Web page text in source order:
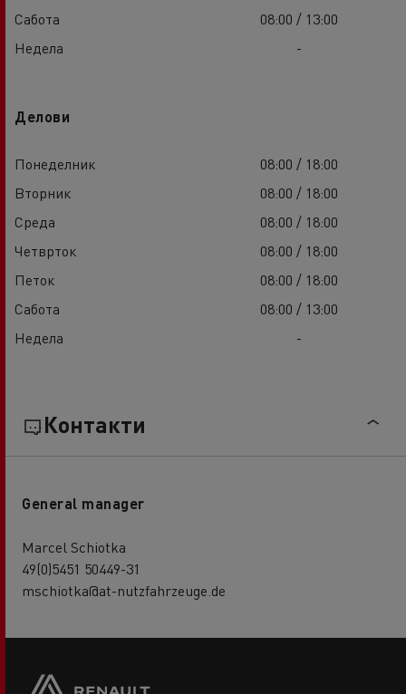
Сабота
08:00 / 13:00
Недела
-
Делови
Понеделник
08:00 / 18:00
Вторник
08:00 / 18:00
Среда
08:00 / 18:00
Четврток
08:00 / 18:00
Петок
08:00 / 18:00
Сабота
08:00 / 13:00
Недела
-
Контакти
General manager
Marcel Schiotka
49(0)5451 50449-31
mschiotka@at-nutzfahrzeuge.de